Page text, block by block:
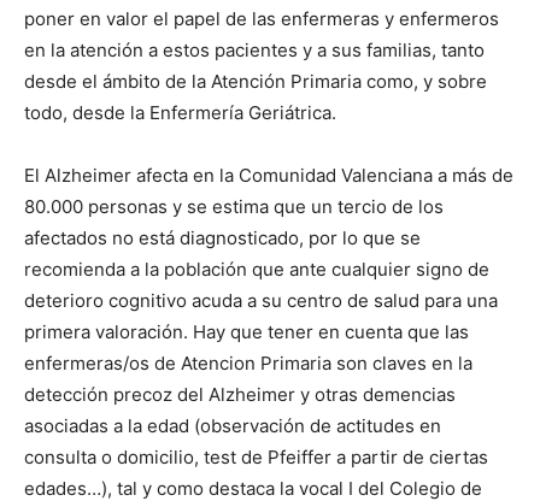
poner en valor el papel de las enfermeras y enfermeros
en la atención a estos pacientes y a sus familias, tanto
desde el ámbito de la Atención Primaria como, y sobre
todo, desde la Enfermería Geriátrica.
El Alzheimer afecta en la Comunidad Valenciana a más de
80.000 personas y se estima que un tercio de los
afectados no está diagnosticado, por lo que se
recomienda a la población que ante cualquier signo de
deterioro cognitivo acuda a su centro de salud para una
primera valoración. Hay que tener en cuenta que las
enfermeras/os de Atencion Primaria son claves en la
detección precoz del Alzheimer y otras demencias
asociadas a la edad (observación de actitudes en
consulta o domicilio, test de Pfeiffer a partir de ciertas
edades…), tal y como destaca la vocal I del Colegio de